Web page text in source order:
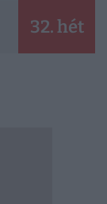
32. hét